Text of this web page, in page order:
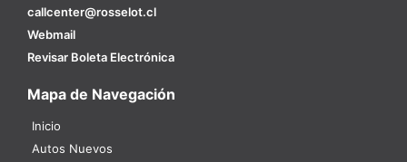
callcenter@rosselot.cl
Webmail
Revisar Boleta Electrónica
Mapa de Navegación
Inicio
Autos Nuevos